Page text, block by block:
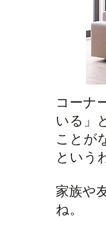
コーナ
いる」
ことが
という
家族や
ね。